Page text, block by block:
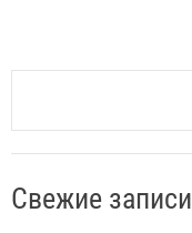
a
c
Свежие записи